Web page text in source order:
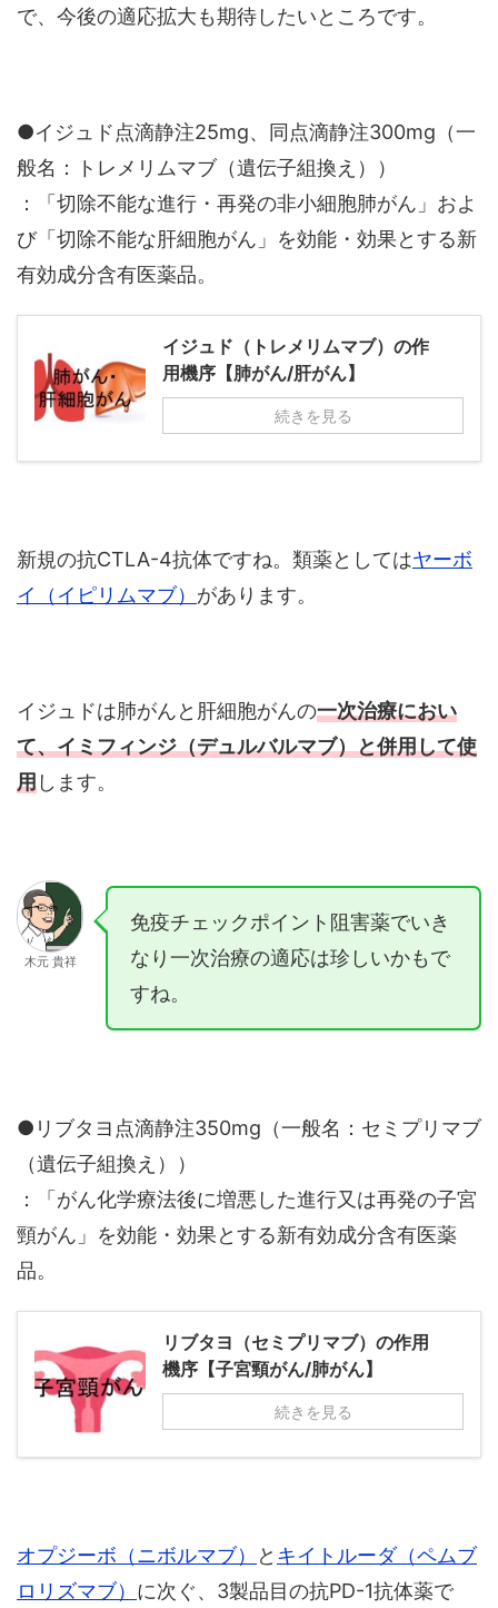
で、今後の適応拡大も期待したいところです。
●イジュド点滴静注25mg、同点滴静注300mg（一
般名：トレメリムマブ（遺伝子組換え））
：「切除不能な進行・再発の非小細胞肺がん」およ
び「切除不能な肝細胞がん」を効能・効果とする新
有効成分含有医薬品。
イジュド（トレメリムマブ）の作
用機序【肺がん/肝がん】
続きを見る
新規の抗CTLA-4抗体ですね。類薬としてはヤーボ
イ（イピリムマブ） があります。
イジュドは肺がんと肝細胞がんの一次治療におい
て、イミフィンジ（デュルバルマブ）と併用して使
用します。
木元 貴祥
免疫チェックポイント阻害薬でいき
なり一次治療の適応は珍しいかもで
すね。
●リブタヨ点滴静注350mg（一般名：セミプリマブ
（遺伝子組換え））
：「がん化学療法後に増悪した進行又は再発の子宮
頸がん」を効能・効果とする新有効成分含有医薬
品。
リブタヨ（セミプリマブ）の作用
機序【子宮頸がん/肺がん】
続きを見る
オプジーボ（ニボルマブ） と キイトルーダ（ペムブ
ロリズマブ） に次ぐ、3製品目の抗PD-1抗体薬で